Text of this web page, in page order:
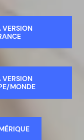
VERSION
VERSION
MONDE